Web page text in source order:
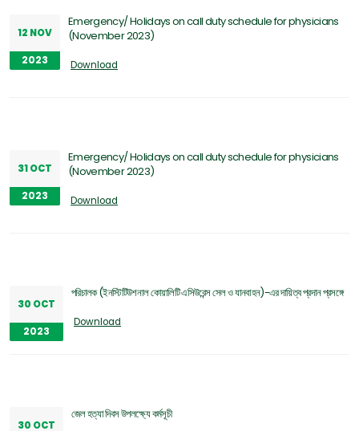
12 NOV
2023
Emergency/ Holidays on call duty schedule for physicians
(November 2023)
Download
31 OCT
2023
Emergency/ Holidays on call duty schedule for physicians
(November 2023)
Download
30 OCT
2023
পরিচালক (ইনস্টিটিউশনাল কোয়ালিটি এসিউরেন্স সেল ও যানবাহন)-এর দায়িত্ব প্রদান প্রসঙ্গে
Download
30 OCT
জেল হত্যা দিবস উপলক্ষ্যে কর্মসূচী